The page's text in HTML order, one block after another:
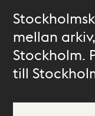
mellan
Stockholm.
till